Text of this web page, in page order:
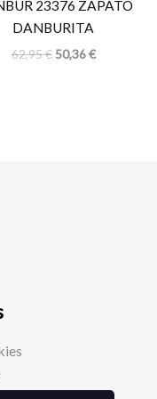
23376 ZAPATO
DANBURITA
62,95€
62,95 €.
50,36€
50,36 €.